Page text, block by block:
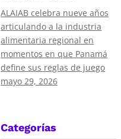
ALAIAB celebra nueve años
articulando a la industria
alimentaria regional en
momentos en que Panamá
define sus reglas de juego
mayo 29, 2026
Categorías